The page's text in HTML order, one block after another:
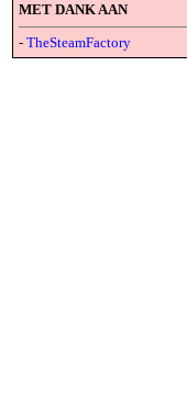
MET DANK AAN
- TheSteamFactory